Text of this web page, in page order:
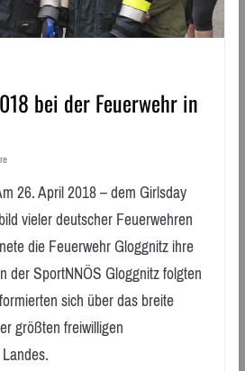
bei der Feuerwehr in
26. April 2018 – dem Girlsday
vieler deutscher Feuerwehren
die Feuerwehr Gloggnitz ihre
der SportNNÖS Gloggnitz folgten
sich über das breite
größten freiwilligen